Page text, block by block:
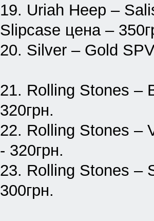
19. Uriah Heep –
Slipcase цена –
20. Silver – Gold
21. Rolling Stones –
320грн.
22. Rolling Stones –
- 320грн.
23. Rolling Stones –
300грн.